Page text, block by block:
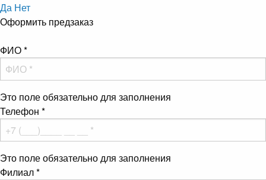
Да Нет
Оформить предзаказ
ФИО*
Это поле обязательно для заполнения
Телефон *
Это поле обязательно для заполнения
Филиал*